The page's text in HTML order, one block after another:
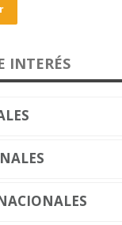
INTERÉS